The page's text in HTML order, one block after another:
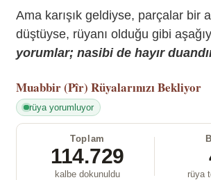
Ama karışık geldiyse, parçalar bir
düştüyse, rüyanı olduğu gibi
yorumlar; nasibi de hayır
Muabbir (Pîr) Rüyalarınızı Bekliyor
rüya yorumluyor
Toplam
114.729
kalbe dokunuldu rüya